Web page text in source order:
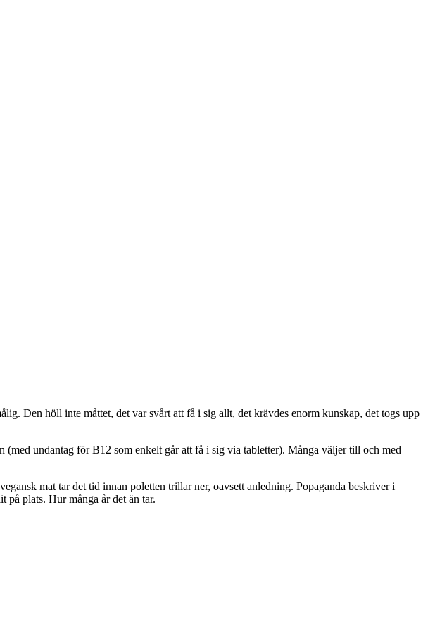
Den höll inte måttet, det var svårt att få i sig allt, det krävdes enorm kunskap, det togs upp
undantag för B12 som enkelt går att få i sig via tabletter). Många väljer till och med
mat tar det tid innan poletten trillar ner, oavsett anledning. Popaganda beskriver i
på plats. Hur många år det än tar.